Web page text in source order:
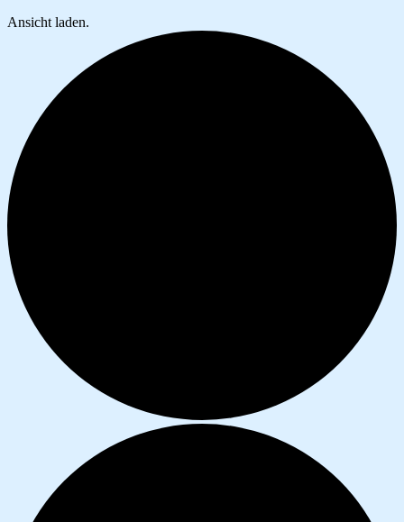
Ansicht laden.